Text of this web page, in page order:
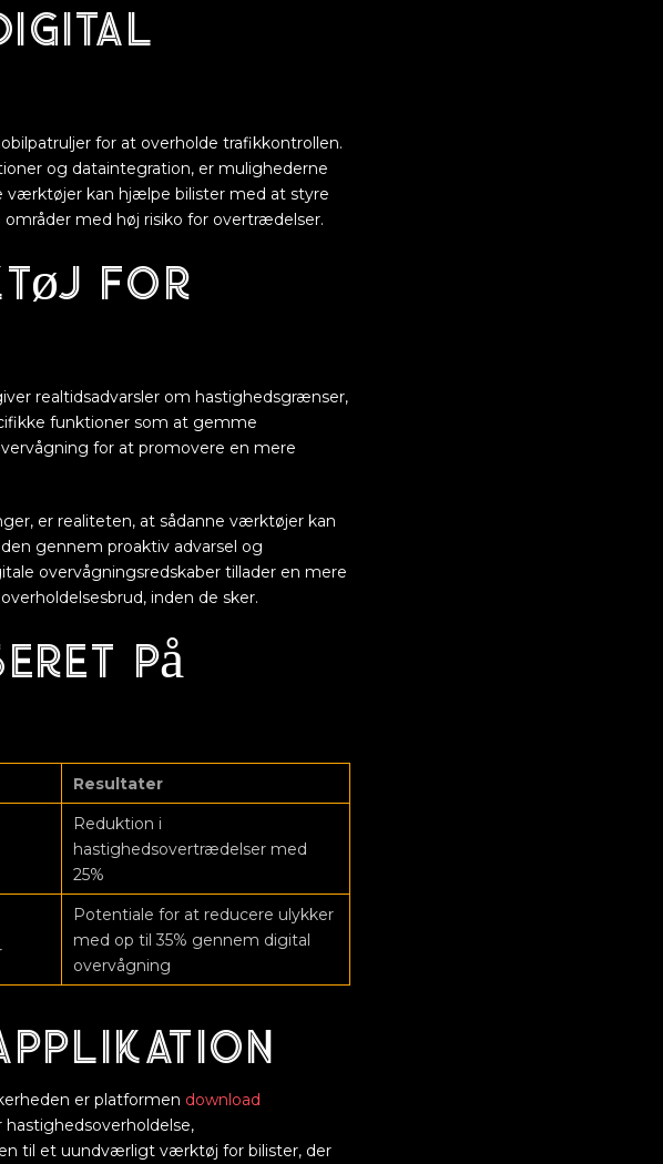
for at overholde trafikkontrollen.
og dataintegration, er mulighederne
kan hjælpe bilister med at styre
med høj risiko for overtrædelser.
for
realtidsadvarsler om hastighedsgrænser,
funktioner som at gemme
for at promovere en mere
er realiteten, at sådanne værktøjer kan
gennem proaktiv advarsel og
overvågningsredskaber tillader en mere
inden de sker.
på
Resultater
Reduktion i
hastighedsovertrædelser med
25%
Potentiale for at reducere ulykker
med op til 35% gennem digital
overvågning
er platformen download
til et uundværligt værktøj for bilister, der